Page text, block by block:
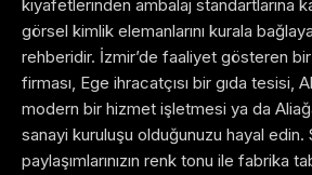
kıyafetlerinden ambalaj standartlarına
görsel kimlik elemanlarını kurala
rehberidir. İzmir’de faaliyet gösteren
firması, Ege ihracatçısı bir gıda tesisi,
modern bir hizmet işletmesi ya da
sanayi kuruluşu olduğunuzu hayal
paylaşımlarınızın renk tonu ile fabrika